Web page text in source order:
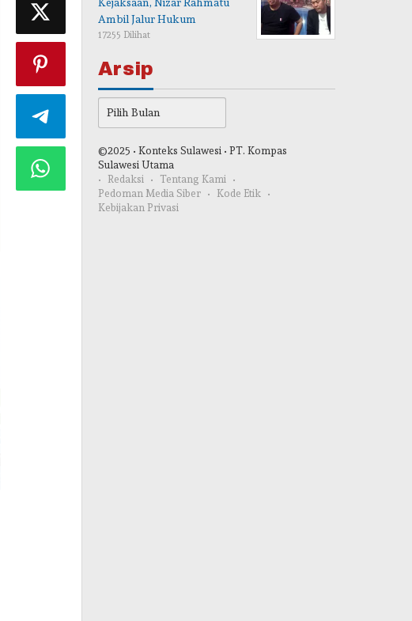
Kejaksaan, Nizar Rahmatu
Ambil Jalur Hukum
17255 Dilihat
Arsip
©2025 • Konteks Sulawesi • PT. Kompas
Sulawesi Utama
Redaksi
Tentang Kami
Pedoman Media Siber
Kode Etik
Kebijakan Privasi